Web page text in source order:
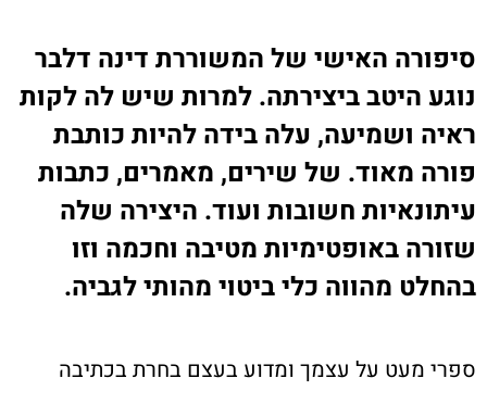
סיפורה האישי של המשוררת דינה דלבר
נוגע היטב ביצירתה. למרות שיש לה לקות
ראיה ושמיעה, עלה בידה להיות כותבת
פורה מאוד. של שירים, מאמרים, כתבות
עיתונאיות חשובות ועוד. היצירה שלה
שזורה באופטימיות מטיבה וחכמה וזו
בהחלט מהווה כלי ביטוי מהותי לגביה.
ספרי מעט על עצמך ומדוע בעצם בחרת בכתיבה